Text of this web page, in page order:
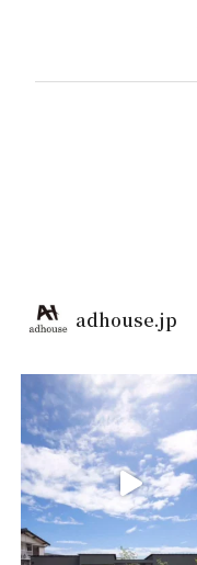
adhouse.jp